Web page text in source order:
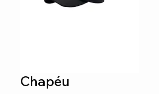
Chapéu